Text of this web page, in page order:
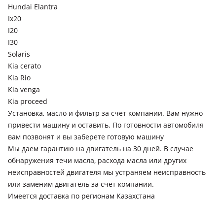
Hundai Elantra
Ix20
I20
I30
Solaris
Kia cerato
Kia Rio
Kia venga
Kia proceed
Установка, масло и фильтр за счет компании. Вам нужно
привести машину и оставить. По готовности автомобиля
вам позвонят и вы заберете готовую машину
Мы даем гарантию на двигатель на 30 дней. В случае
обнаружения течи масла, расхода масла или других
неисправностей двигателя мы устраняем неисправность
или заменим двигатель за счет компании.
Имеется доставка по регионам Казахстана